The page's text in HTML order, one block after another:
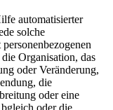
automatisierter
solche
Organisation, das
oder Veränderung,
die
oder eine